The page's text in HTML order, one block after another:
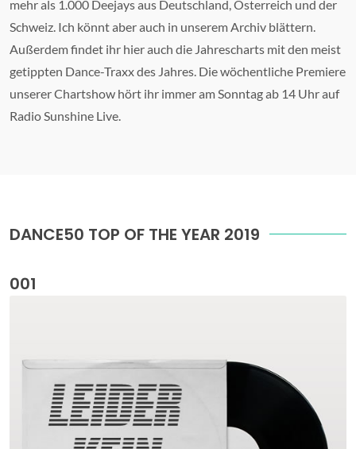
mehr als 1.000 Deejays aus Deutschland, Österreich und der
Schweiz. Ich könnt aber auch in unserem Archiv blättern.
Außerdem findet ihr hier auch die Jahrescharts mit den meist
getippten Dance-Traxx des Jahres. Die wöchentliche Premiere
unserer Chartshow hört ihr immer am Sonntag ab 14 Uhr auf
Radio Sunshine Live.
DANCE50 TOP OF THE YEAR 2019
001